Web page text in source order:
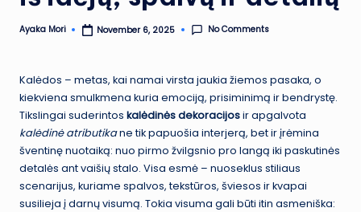
Posted
Ayaka Mori November 6, 2025 No Comments
Kalėdos – metas, kai namai virsta jaukia žiemos pasaka, o
kiekviena smulkmena kuria emociją, prisiminimą ir bendrystę.
Tikslingai suderintos kalėdinės dekoracijosir apgalvota
kalėdinė atributikane tik papuošia interjerą, bet ir įrėmina
šventinę nuotaiką: nuo pirmo žvilgsnio pro langą iki paskutinės
detalės ant vaišių stalo. Visa esmė – nuoseklus stiliaus
scenarijus, kuriame spalvos, tekstūros, šviesos ir kvapai
susilieja į darnų visumą. Tokia visuma gali būti itin asmeniška: